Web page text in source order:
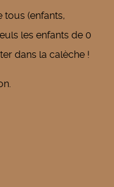
tous (enfants,
les enfants de 0
dans la calèche !
an 2020
novembre